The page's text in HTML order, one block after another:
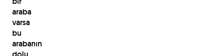
araba
varsa
bu
arabanın